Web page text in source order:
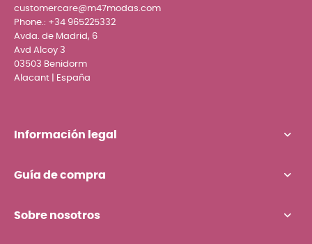
customercare@m47modas.com
Phone.: +34 965225332
Avda. de Madrid, 6
Avd Alcoy 3
03503 Benidorm
Alacant | España
Información legal
Guía de compra
Sobre nosotros